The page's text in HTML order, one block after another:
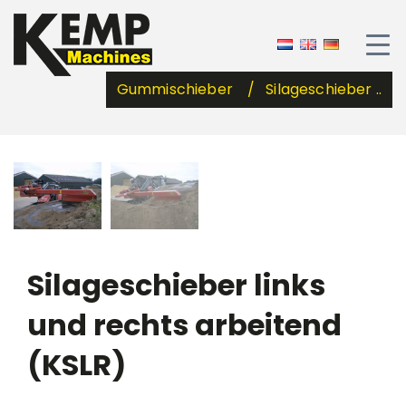
Gummischieber Silageschieber ..
Silageschieber links
und rechts arbeitend
(KSLR)